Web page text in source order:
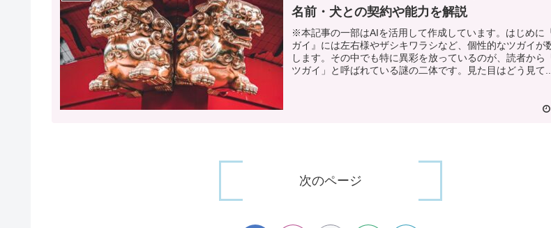
名前・犬との契約や能力を解説
※本記事の一部はAIを活用して作成しています。はじめに
ガイ』には左右様やザシキワラシなど、個性的なツガイが
します。その中でも特に異彩を放っているのが、読者から
ツガイ」と呼ばれている謎の二体です。見た目はどう見て...
次のページ